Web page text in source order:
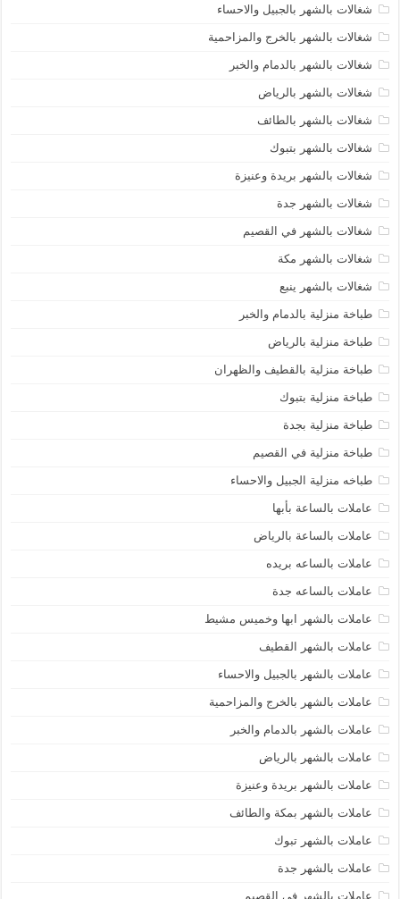
شغالات بالشهر بالجبيل والاحساء
شغالات بالشهر بالخرج والمزاحمية
شغالات بالشهر بالدمام والخبر
شغالات بالشهر بالرياض
شغالات بالشهر بالطائف
شغالات بالشهر بتبوك
شغالات بالشهر بريدة وعنيزة
شغالات بالشهر جدة
شغالات بالشهر في القصيم
شغالات بالشهر مكة
شغالات بالشهر ينبع
طباخة منزلية بالدمام والخبر
طباخة منزلية بالرياض
طباخة منزلية بالقطيف والظهران
طباخة منزلية بتبوك
طباخة منزلية بجدة
طباخة منزلية في القصيم
طباخه منزلية الجبيل والاحساء
عاملات بالساعة بأبها
عاملات بالساعة بالرياض
عاملات بالساعه بريده
عاملات بالساعه جدة
عاملات بالشهر ابها وخميس مشيط
عاملات بالشهر القطيف
عاملات بالشهر بالجبيل والاحساء
عاملات بالشهر بالخرج والمزاحمية
عاملات بالشهر بالدمام والخبر
عاملات بالشهر بالرياض
عاملات بالشهر بريدة وعنيزة
عاملات بالشهر بمكة والطائف
عاملات بالشهر تبوك
عاملات بالشهر جدة
عاملات بالشهر في القصيم